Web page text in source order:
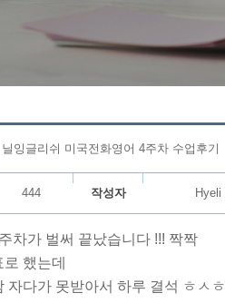
닐잉글리쉬 미국전화영어 4주차 수업후기
444 작성자 Hyeli
차가 벌써 끝났습니다 !!! 짝짝
했는데
자다가 못받아서 하루 결석 ㅎㅅㅎ